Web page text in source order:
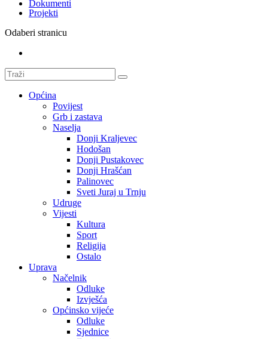
Dokumenti
Projekti
Odaberi stranicu
Općina
Povijest
Grb i zastava
Naselja
Donji Kraljevec
Hodošan
Donji Pustakovec
Donji Hrašćan
Palinovec
Sveti Juraj u Trnju
Udruge
Vijesti
Kultura
Sport
Religija
Ostalo
Uprava
Načelnik
Odluke
Izvješća
Općinsko vijeće
Odluke
Sjednice